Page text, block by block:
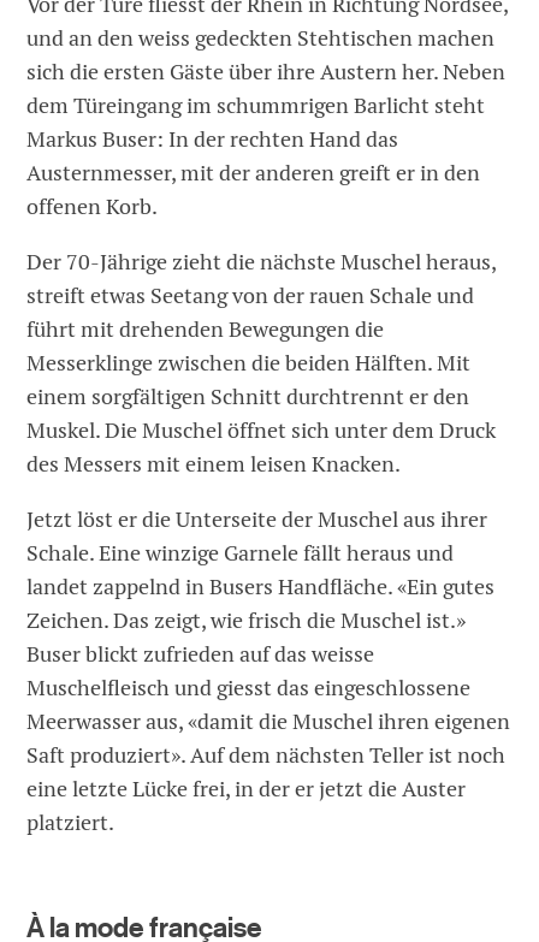
und an den weiss gedeckten Stehtischen machen
sich die ersten Gäste über ihre Austern her. Neben
dem Türeingang im schummrigen Barlicht steht
Markus Buser: In der rechten Hand das
Austernmesser, mit der anderen greift er in den
offenen Korb.
Der 70-Jährige zieht die nächste Muschel heraus,
streift etwas Seetang von der rauen Schale und
führt mit drehenden Bewegungen die
Messerklinge zwischen die beiden Hälften. Mit
einem sorgfältigen Schnitt durchtrennt er den
Muskel. Die Muschel öffnet sich unter dem Druck
des Messers mit einem leisen Knacken.
Jetzt löst er die Unterseite der Muschel aus ihrer
Schale. Eine winzige Garnele fällt heraus und
landet zappelnd in Busers Handfläche. «Ein gutes
Zeichen. Das zeigt, wie frisch die Muschel ist.»
Buser blickt zufrieden auf das weisse
Muschelfleisch und giesst das eingeschlossene
Meerwasser aus, «damit die Muschel ihren eigenen
Saft produziert». Auf dem nächsten Teller ist noch
eine letzte Lücke frei, in der er jetzt die Auster
platziert.
À la mode française